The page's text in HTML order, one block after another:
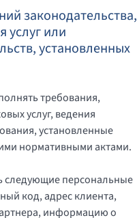
законодательства,
услуг или
установленных
требования,
услуг, ведения
установленные
нормативными актами.
следующие персональные
код, адрес клиента,
информацию о